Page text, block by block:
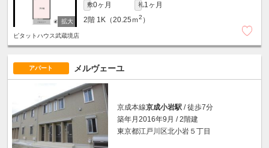
敷0ヶ月 礼1ヶ月
2階 1K（20.25ｍ2 ）
ピタットハウス武蔵境店
アパート メルヴェーユ
京成本線京成小岩駅 / 徒歩7分
築年月2016年9月 / 2階建
東京都江戸川区北小岩５丁目